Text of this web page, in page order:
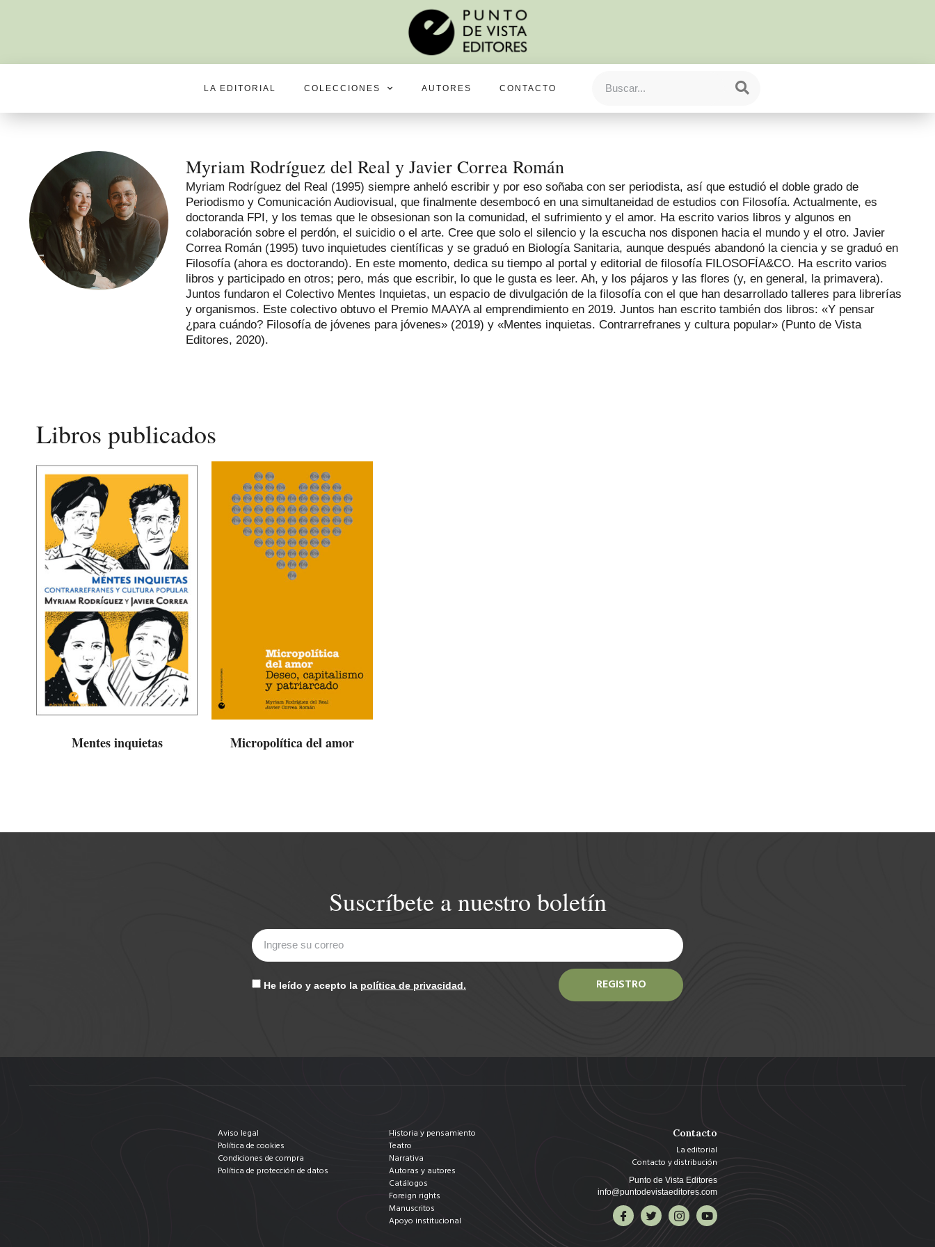
LA EDITORIAL COLECCIONES AUTORES CONTACTO
Myriam Rodríguez del Real y Javier Correa Román
Myriam Rodríguez del Real (1995) siempre anheló escribir y por eso soñaba con ser periodista, así que estudió el doble grado de
Periodismo y Comunicación Audiovisual, que finalmente desembocó en una simultaneidad de estudios con Filosofía. Actualmente, es
doctoranda FPI, y los temas que le obsesionan son la comunidad, el sufrimiento y el amor. Ha escrito varios libros y algunos en
colaboración sobre el perdón, el suicidio o el arte. Cree que solo el silencio y la escucha nos disponen hacia el mundo y el otro. Javier
Correa Román (1995) tuvo inquietudes científicas y se graduó en Biología Sanitaria, aunque después abandonó la ciencia y se graduó en
Filosofía (ahora es doctorando). En este momento, dedica su tiempo al portal y editorial de filosofía FILOSOFÍA&CO. Ha escrito varios
libros y participado en otros; pero, más que escribir, lo que le gusta es leer. Ah, y los pájaros y las flores (y, en general, la primavera).
Juntos fundaron el Colectivo Mentes Inquietas, un espacio de divulgación de la filosofía con el que han desarrollado talleres para librerías
y organismos. Este colectivo obtuvo el Premio MAAYA al emprendimiento en 2019. Juntos han escrito también dos libros: «Y pensar
¿para cuándo? Filosofía de jóvenes para jóvenes» (2019) y «Mentes inquietas. Contrarrefranes y cultura popular» (Punto de Vista
Editores, 2020).
Libros publicados
Mentes inquietas Micropolítica del amor
Suscríbete a nuestro boletín
He leído y acepto la política de privacidad. REGISTRO
Aviso legal
Política de cookies
Condiciones de compra
Política de protección de datos
Historia y pensamiento
Teatro
Narrativa
Autoras y autores
Catálogos
Foreign rights
Manuscritos
Apoyo institucional
Contacto
La editorial
Contacto y distribución
Punto de Vista Editores
info@puntodevistaeditores.com